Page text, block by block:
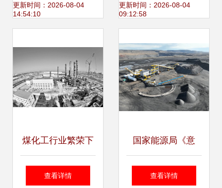
与商贸机遇
更新时间：2026-08-04
14:54:10
票，能源市场新选
更新时间：2026-08-04
09:12:58
煤化工行业繁荣下
的隐忧 初级产品产
查看详情
国家能源局《意
见》提振行业信
查看详情